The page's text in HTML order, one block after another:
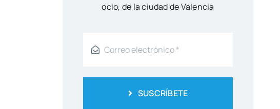
ocio, de la ciu­dad de Valen­cia
SUSCRÍBETE